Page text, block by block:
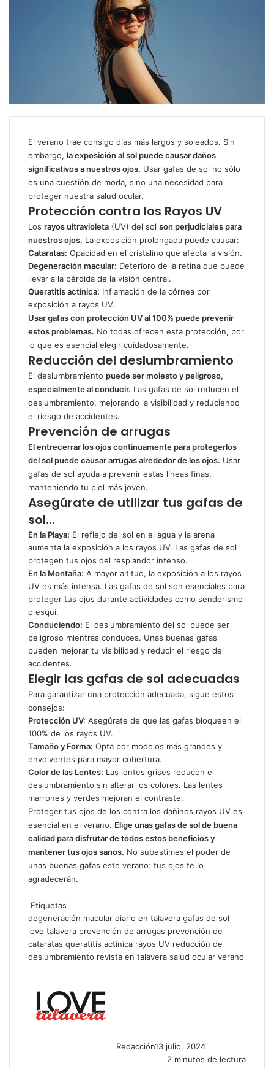
El verano trae consigo días más largos y soleados. Sin
embargo, la exposición al sol puede causar daños
significativos a nuestros ojos. Usar gafas de sol no sólo
es una cuestión de moda, sino una necesidad para
proteger nuestra salud ocular.
Protección contra los Rayos UV
Los rayos ultravioleta (UV) del sol son perjudiciales para
nuestros ojos. La exposición prolongada puede causar:
Cataratas: Opacidad en el cristalino que afecta la visión.
Degeneración macular: Deterioro de la retina que puede
llevar a la pérdida de la visión central.
Queratitis actínica: Inflamación de la córnea por
exposición a rayos UV.
Usar gafas con protección UV al 100% puede prevenir
estos problemas. No todas ofrecen esta protección, por
lo que es esencial elegir cuidadosamente.
Reducción del deslumbramiento
El deslumbramiento puede ser molesto y peligroso,
especialmente al conducir. Las gafas de sol reducen el
deslumbramiento, mejorando la visibilidad y reduciendo
el riesgo de accidentes.
Prevención de arrugas
El entrecerrar los ojos continuamente para protegerlos
del sol puede causar arrugas alrededor de los ojos. Usar
gafas de sol ayuda a prevenir estas líneas finas,
manteniendo tu piel más joven.
Asegúrate de utilizar tus gafas de
sol…
En la Playa: El reflejo del sol en el agua y la arena
aumenta la exposición a los rayos UV. Las gafas de sol
protegen tus ojos del resplandor intenso.
En la Montaña: A mayor altitud, la exposición a los rayos
UV es más intensa. Las gafas de sol son esenciales para
proteger tus ojos durante actividades como senderismo
o esquí.
Conduciendo: El deslumbramiento del sol puede ser
peligroso mientras conduces. Unas buenas gafas
pueden mejorar tu visibilidad y reducir el riesgo de
accidentes.
Elegir las gafas de sol adecuadas
Para garantizar una protección adecuada, sigue estos
consejos:
Protección UV: Asegúrate de que las gafas bloqueen el
100% de los rayos UV.
Tamaño y Forma: Opta por modelos más grandes y
envolventes para mayor cobertura.
Color de las Lentes: Las lentes grises reducen el
deslumbramiento sin alterar los colores. Las lentes
marrones y verdes mejoran el contraste.
Proteger tus ojos de los contra los dañinos rayos UV es
esencial en el verano. Elige unas gafas de sol de buena
calidad para disfrutar de todos estos beneficios y
mantener tus ojos sanos. No subestimes el poder de
unas buenas gafas este verano: tus ojos te lo
agradecerán.
Etiquetas
degeneración macular diario en talavera gafas de sol
love talavera prevención de arrugas prevención de
cataratas queratitis actínica rayos UV reducción de
deslumbramiento revista en talavera salud ocular verano
Redacción13 julio, 2024
2 minutos de lectura